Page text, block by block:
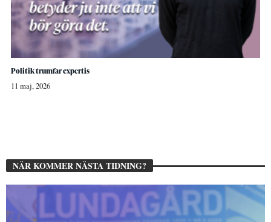
Politik trumfar expertis
11 maj, 2026
NÄR KOMMER NÄSTA TIDNING?